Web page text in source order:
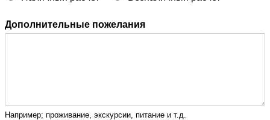
Дополнительные пожелания
Например; проживание, экскурсии, питание и т.д.